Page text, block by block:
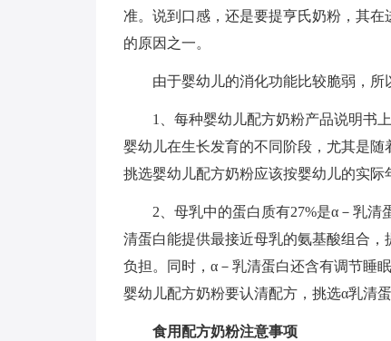
准。说到口感，还是要提亨氏奶粉，其
的原因之一。
由于婴幼儿的消化功能比较脆弱，所
1、每种婴幼儿配方奶粉产品说明书上
婴幼儿在生长发育的不同阶段，尤其是
挑选婴幼儿配方奶粉应该按婴幼儿的实际
2、母乳中的蛋白质有27%是α－乳清
清蛋白能提供最接近母乳的氨基酸组合
负担。同时，α－乳清蛋白还含有调节睡
婴幼儿配方奶粉要认清配方，挑选α乳清
食用配方奶粉注意事项